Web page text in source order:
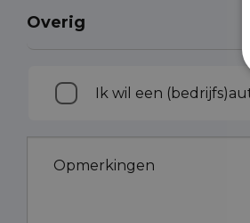
Overig
Ik wil een
Opmerkingen